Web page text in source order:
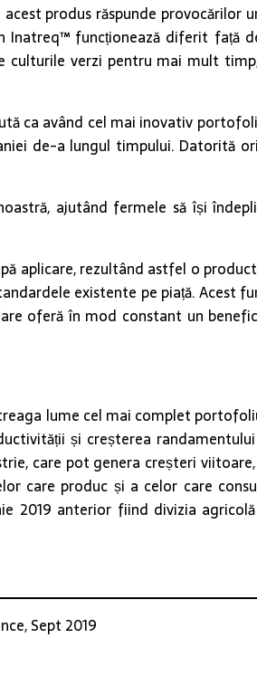
produs răspunde provocărilor
Inatreq™ funcționează diferit față
verzi pentru mai mult
ca având cel mai inovativ
de-a lungul timpului. Datorită
ajutând fermele să își
aplicare, rezultând astfel o
existente pe piață. Acest
oferă în mod constant un
lume cel mai complet
și creșterea
care pot genera creșteri viitoare,
care produc și a celor care
2019 anterior fiind divizia
Sept 2019